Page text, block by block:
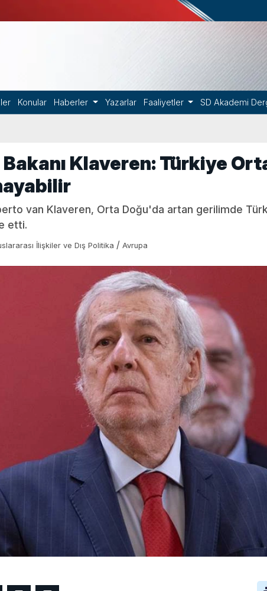
Konular Haberler Yazarlar Faaliyetler SD Akademi
Klaveren: Türkiye
van Klaveren, Orta Doğu'da artan gerilimde
etti.
İlişkiler ve Dış Politika / Avrupa